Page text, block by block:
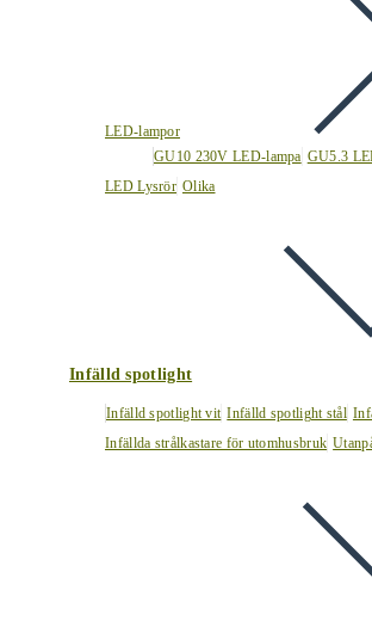
LED-lampor
GU10 230V LED-lampa GU5.3
LED Lysrör Olika
Infälld spotlight
Infälld spotlight vit Infälld spotlight stål
Infällda strålkastare för utomhusbruk